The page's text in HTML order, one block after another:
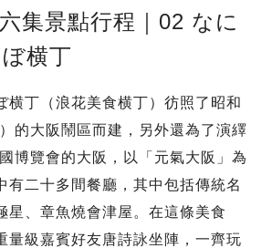
集景點行程｜02 なに
横丁
横丁（浪花美食横丁）彷照了昭和
的大阪鬧區而建，另外還為了演繹
博覽會的大阪，以「元氣大阪」為
有二十多間餐廳，其中包括傳統名
星、章魚燒會津屋。在這條美食
量級嘉賓好友唐詩詠坐陣，一齊玩